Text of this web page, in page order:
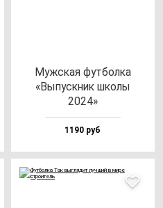
Муж­ская фут­бол­ка
«Выпус­кник шко­лы
2024»
1190 руб